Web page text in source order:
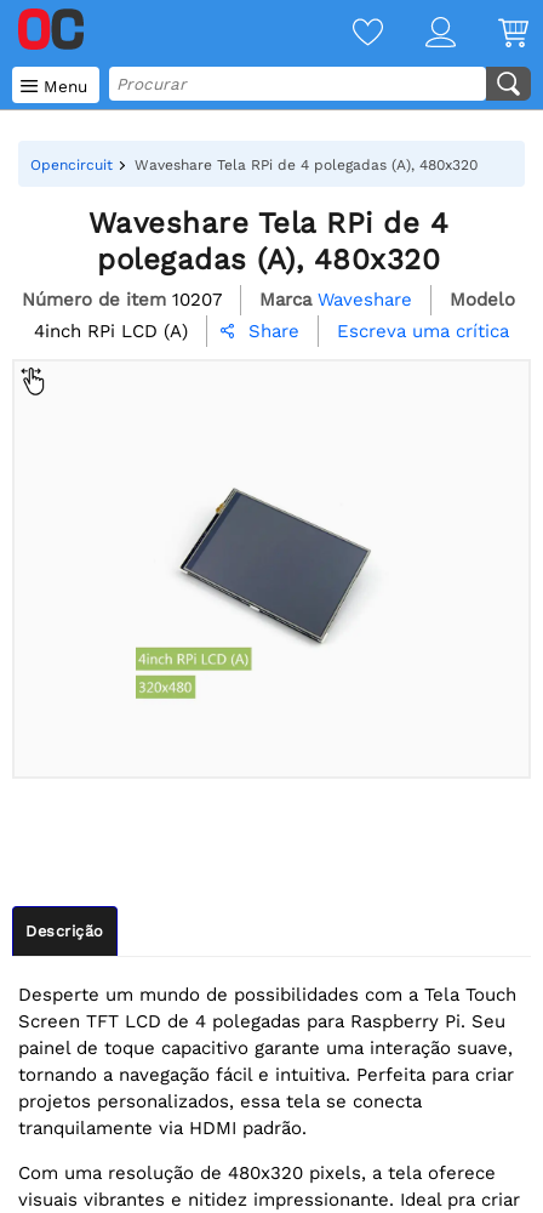
 Menu
Opencircuit Waveshare Tela RPi de 4 polegadas (A), 480x320
Waveshare Tela RPi de 4
polegadas (A), 480x320
Número de item 10207 Marca Waveshare
Modelo
4inch RPi LCD (A)
 Share Escreva uma crítica
Descrição
Desperte um mundo de possibilidades com a Tela Touch
Screen TFT LCD de 4 polegadas para Raspberry Pi. Seu
painel de toque capacitivo garante uma interação suave,
tornando a navegação fácil e intuitiva. Perfeita para criar
projetos personalizados, essa tela se conecta
tranquilamente via HDMI padrão.
Com uma resolução de 480x320 pixels, a tela oferece
visuais vibrantes e nitidez impressionante. Ideal pra criar